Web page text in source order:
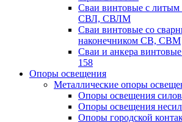
Сваи винтовые с литым
СВЛ, СВЛМ
Сваи винтовые со
наконечником СВ, СВМ
Сваи и анкера
158
Опоры освещения
Металлические опоры
Опоры освещения
Опоры освещения
Опоры городской